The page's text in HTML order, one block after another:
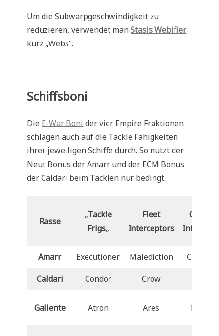
Um die Subwarpgeschwindigkeit zu
reduzieren, verwendet manStasis Webifier
kurz „Webs“.
Schiffsboni
Die E-War Boni der vier Empire Fraktionen
schlagen auch auf die Tackle Fähigkeiten
ihrer jeweiligen Schiffe durch. So nutzt der
Neut Bonus der Amarr und der ECM Bonus
der Caldari beim Tacklen nur bedingt.
Rasse
„Tackle
Frigs„
Fleet
Interceptors
Combat
Amarr Executioner Malediction
Caldari Condor Crow Raptor
Gallente Atron Ares Taranis